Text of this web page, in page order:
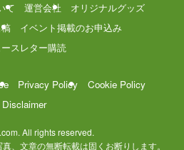
て 運営会社
オリジナルグッズ
イベント掲載のお申込み
スレター購読
Privacy Policy
Cookie Policy
Disclaimer
All rights reserved.
、文章の無断転載は固くお断りします。